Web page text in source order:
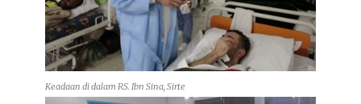
Keadaan di dalam RS. Ibn Sina, Sirte